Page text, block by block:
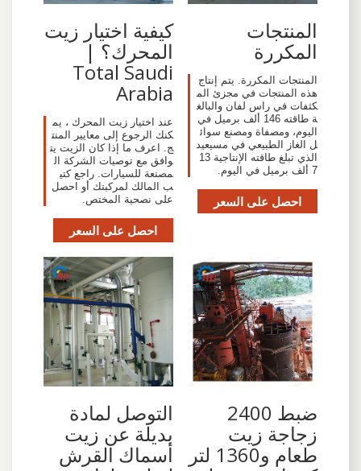
المنتجات
المكررة
المنتجات المكررة. يتم إنتاج
هذه المنتجات في مجزئ الم
كثفات في راس لفان والبالغ
ة طاقته 146 ألف برميل في
اليوم، ومصفاة ومصنع سوائ
ل الغاز الطبيعي في مسيعيد
الذي تبلغ طاقته الإنتاجية 13
احصل على السعر
كيفية اختيار زيت
المحرك؟ |
Total Saudi
Arabia
عند اختيار زيت المحرك ، يم
كنك الرجوع إلى معايير المنت
ج. اعرف ما إذا كان الزيت يت
وافق مع توصيات الشركة ال
مصنعة للسيارات. راجع كتي
ب المالك لمركبتك أو احصل
على نصحية المختص.
احصل على السعر
ضبط 2400
زجاجة زيت
طعام و1360 لتر
التوصل لمادة
بديلة عن زيت
أسماك القرش